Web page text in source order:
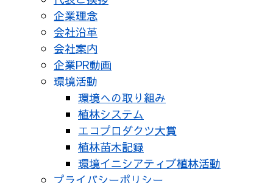
企業理念
会社沿革
会社案内
企業PR動画
環境活動
環境への取り組み
植林システム
エコプロダクツ大賞
植林苗木記録
環境イニシアティブ植林活動
プライバシーポリシー